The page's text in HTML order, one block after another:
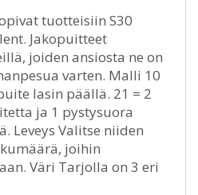
tuotteisiin S30
Jakopuitteet
joiden ansiosta ne on
varten. Malli 10
lasin päällä. 21 = 2
ja 1 pystysuora
Leveys Valitse niiden
joihin
Väri Tarjolla on 3 eri